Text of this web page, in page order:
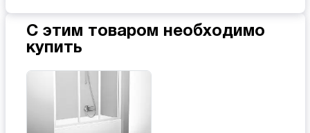
С этим товаром необходимо
купить